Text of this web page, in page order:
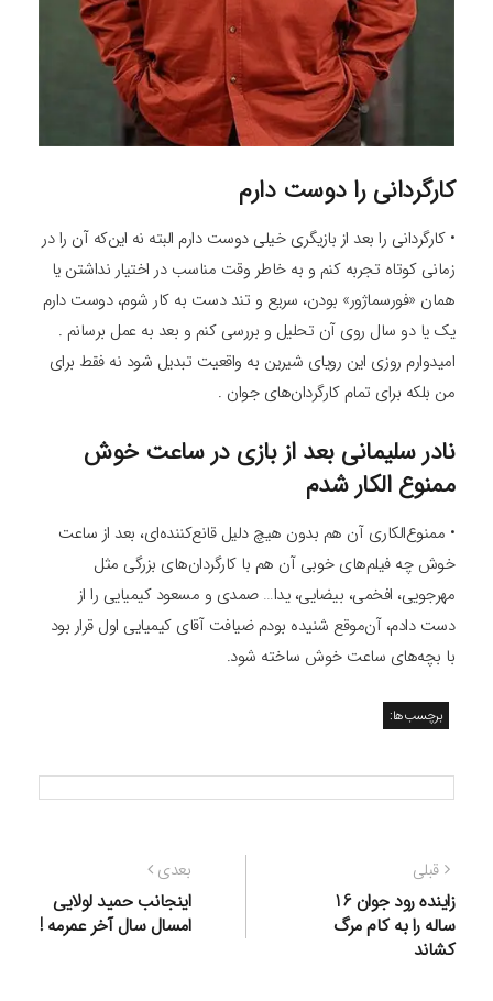
کارگردانی را دوست دارم
• کارگردانی را بعد از بازیگری خیلی دوست دارم البته نه این‌که آن را در
زمانی کوتاه تجربه کنم و به خاطر وقت مناسب در اختیار نداشتن یا
همان «فورسماژور» بودن، سریع و تند دست به کار شوم، دوست دارم
یک یا دو سال روی آن تحلیل و بررسی کنم و بعد به عمل برسانم .
امیدوارم روزی این رویای شیرین به واقعیت تبدیل شود نه فقط برای
من بلکه برای تمام کارگردان‌های جوان .
نادر سلیمانی بعد از بازی در ساعت خوش
ممنوع الکار شدم
• ممنوع‌الکاری آن هم بدون هیچ دلیل قانع‌کننده‌ای، بعد از ساعت
خوش چه فیلم‌های خوبی آن هم با کارگردان‌های بزرگی مثل
مهرجویی، افخمی، بیضایی، یدا… صمدی و مسعود کیمیایی را از
دست دادم، آن‌موقع شنیده بودم ضیافت آقای کیمیایی اول قرار بود
با بچه‌های ساعت خوش ساخته شود.
برچسب‌ها:
راهبری
نوشته
قبلی
قبلی:
زاینده رود جوان 16
ساله را به کام مرگ
کشاند
بعدی
بعدی:
اینجانب حمید لولایی
امسال سال آخر عمرمه !